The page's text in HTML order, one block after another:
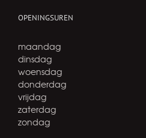
OPENINGSUREN
maandag
dinsdag
woensdag
donderdag
vrijdag
zaterdag
zondag